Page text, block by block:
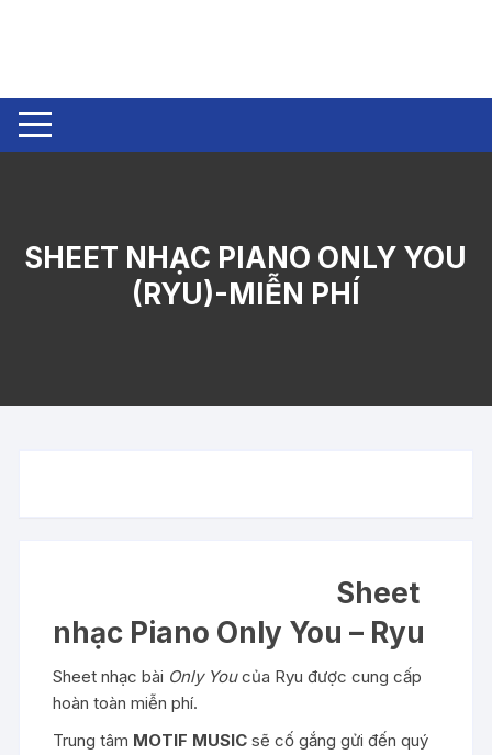
SHEET NHẠC PIANO ONLY YOU
(RYU)-MIỄN PHÍ
Sheet
nhạc Piano Only You – Ryu
Sheet nhạc bài Only Youcủa Ryu được cung cấp
hoàn toàn miễn phí.
Trung tâm MOTIF MUSIC sẽ cố gắng gửi đến quý